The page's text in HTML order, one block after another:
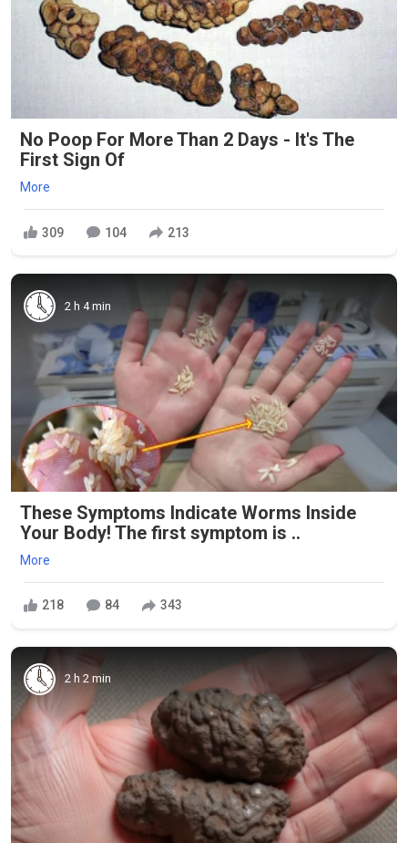
No Poop For More Than 2 Days - It's The
First Sign Of
More
309 104 213
2 h 4 min
These Symptoms Indicate Worms Inside
Your Body! The first symptom is ..
More
218 84 343
2 h 2 min